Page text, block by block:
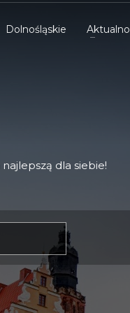
Dolnośląskie
najlepszą dla siebie!